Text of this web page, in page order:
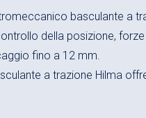
basculante a
della posizione,
fino a 12 mm.
a trazione Hilma